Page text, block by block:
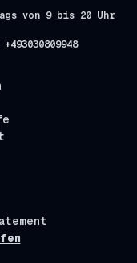
von 9 bis 20 Uhr